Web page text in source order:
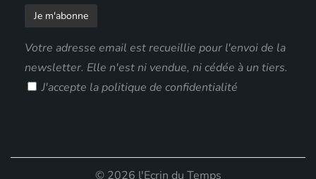
Votre adresse email est recueillie pour l'envoi de la
newsletter. Elle n'est ni vendue, ni cédée à un tiers.
J'accepte la politique de confidentialité
© 2026 l'Ecrin du Temps